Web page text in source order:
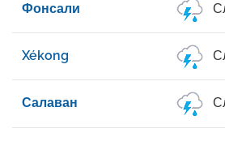
Фонсали
Xékong
Салаван